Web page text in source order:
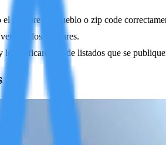
nombre del pueblo o zip code
listados similares.
le notificaremos de listados que se